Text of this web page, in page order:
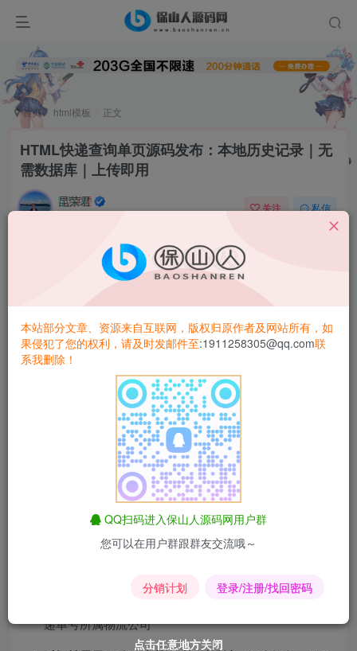
首页 html模板 正文
HTML快递查询单页源码发布：本地历史记录｜无
需数据库｜上传即用
昆荣君
8个月前更新
关注 私信
HTML快递查询单页源码 发布：本地历史记录｜无需数据库
寻找一款轻量便捷的快递查询解决方案？保山人源码网
（baoshanren.cn ）推出这款带历史记录功能的HTML快递查
纯前端技术开发，集成本地化查询记录保
无需数据库支持 ，上传服务器立即使用
家、微商、经常网购用户 的实用查询工具。
一、核心功能亮点：智能历史记录管理
便捷快递查询工具在用户体验上精心设计：
智能记录保存：自动保存最近查询记录，方便快速查看
递单号所属物流公司
点击任意地方关闭
点击任意地方关闭
点击任意地方关闭
点击任意地方关闭
点击任意地方关闭
点击任意地方关闭
本站部分文章、资源来自互联网，版权归原作者及网站所有，如
果侵犯了您的权利，请及时发邮件至:1911258305@qq.com联
系我删除！
QQ扫码进入保山人源码网用户群
您可以在用户群跟群友交流哦～
分销计划 登录/注册/找回密码